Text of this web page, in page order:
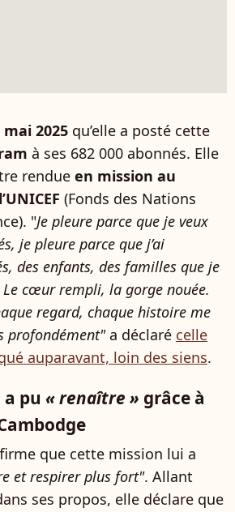
2025 qu’elle a posté cette
à ses 682 000 abonnés. Elle
rendue en mission au
(Fonds des Nations
"Je pleure parce que je veux
je pleure parce que j’ai
des enfants, des familles que je
cœur rempli, la gorge nouée.
regard, chaque histoire me
profondément"a déclaré celle
auparavant, loin des siens.
a pu « renaître » grâce à
que cette mission lui a
et respirer plus fort". Allant
ses propos, elle déclare que